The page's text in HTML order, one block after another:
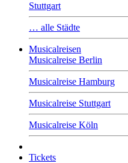
Stuttgart
… alle Städte
Musicalreisen
Musicalreise Berlin
Musicalreise Hamburg
Musicalreise Stuttgart
Musicalreise Köln
Tickets